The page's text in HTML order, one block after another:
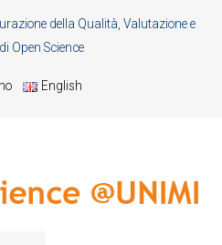
della Qualità, Valutazione e
Open Science
English